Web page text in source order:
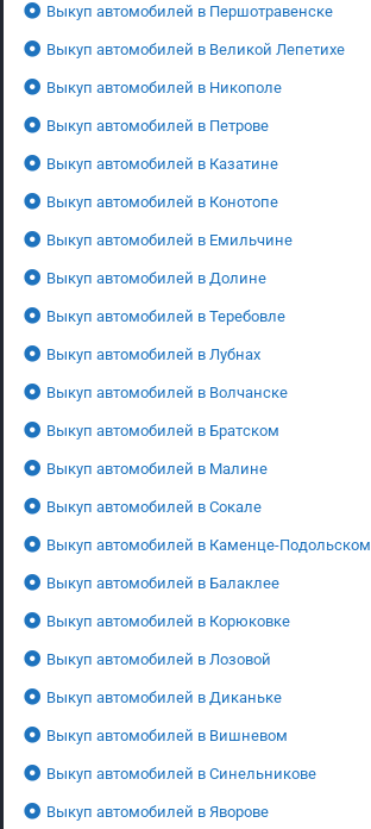
Выкуп автомобилей в Першотравенске
Выкуп автомобилей в Великой Лепетихе
Выкуп автомобилей в Никополе
Выкуп автомобилей в Петрове
Выкуп автомобилей в Казатине
Выкуп автомобилей в Конотопе
Выкуп автомобилей в Емильчине
Выкуп автомобилей в Долине
Выкуп автомобилей в Теребовле
Выкуп автомобилей в Лубнах
Выкуп автомобилей в Волчанске
Выкуп автомобилей в Братском
Выкуп автомобилей в Малине
Выкуп автомобилей в Сокале
Выкуп автомобилей в Каменце-Подольском
Выкуп автомобилей в Балаклее
Выкуп автомобилей в Корюковке
Выкуп автомобилей в Лозовой
Выкуп автомобилей в Диканьке
Выкуп автомобилей в Вишневом
Выкуп автомобилей в Синельникове
Выкуп автомобилей в Яворове